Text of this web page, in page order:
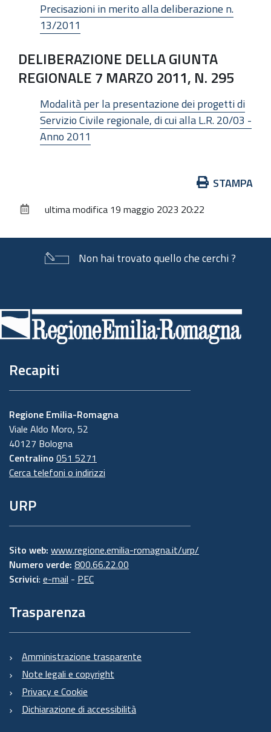
Precisazioni in merito alla deliberazione n.
13/2011
DELIBERAZIONE DELLA GIUNTA
REGIONALE 7 MARZO 2011, N. 295
Modalità per la presentazione dei progetti di
Servizio Civile regionale, di cui alla L.R. 20/03 -
Anno 2011
documento
STAMPA
ultima modifica 19 maggio 2023 20:22
Non hai trovato quello che cerchi ?
di
pagina
Recapiti
Regione Emilia-Romagna
Viale Aldo Moro, 52
40127 Bologna
Centralino 051 5271
Cerca telefoni o indirizzi
URP
Sito web: www.regione.emilia-romagna.it/urp/
Numero verde: 800.66.22.00
Scrivici: e-mail - PEC
Trasparenza
Amministrazione trasparente
Note legali e copyright
Privacy e Cookie
Dichiarazione di accessibilità